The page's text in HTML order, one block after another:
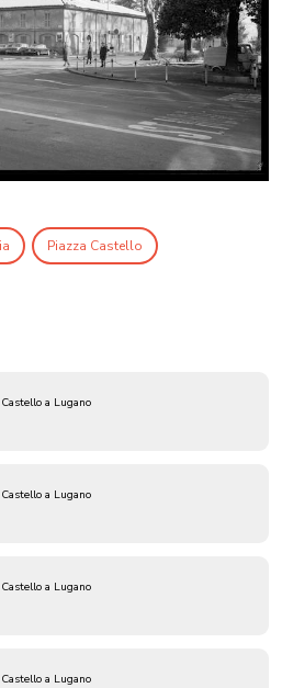
Piazza Castello
a Lugano
a Lugano
a Lugano
a Lugano